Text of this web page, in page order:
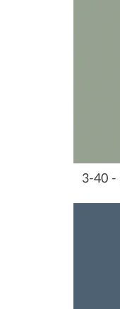
3-40 -